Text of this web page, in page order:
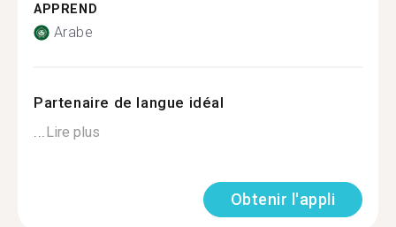
APPREND
Arabe
Partenaire de langue idéal
...Lire plus
Obtenir l'appli